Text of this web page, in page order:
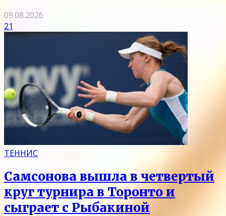
09.08.2026
21
ТЕННИС
Самсонова вышла в четвертый
круг турнира в Торонто и
сыграет с Рыбакиной